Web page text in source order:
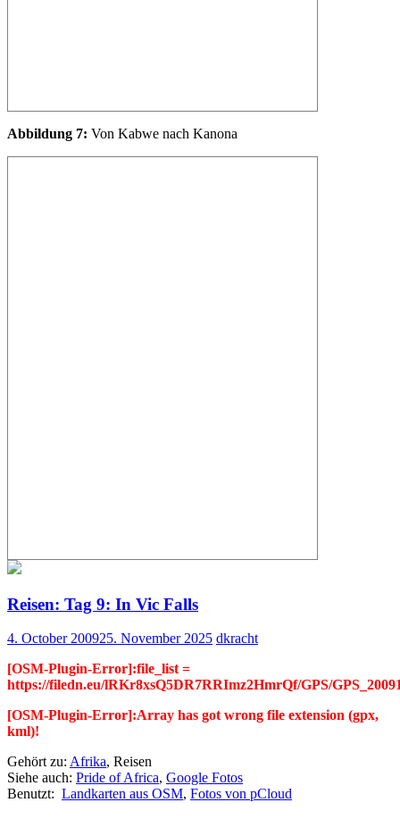
Abbildung 7: Von Kabwe nach Kanona
Reisen: Tag 9: In Vic Falls
4. October 200925. November 2025 dkracht
[OSM-Plugin-Error]:file_list =
https://filedn.eu/lRKr8xsQ5DR7RRImz2HmrQf/GPS/
[OSM-Plugin-Error]:Array has got wrong file extension (gpx,
kml)!
Gehört zu: Afrika, Reisen
Siehe auch: Pride of Africa, Google Fotos
Benutzt: Landkarten aus OSM, Fotos von pCloud